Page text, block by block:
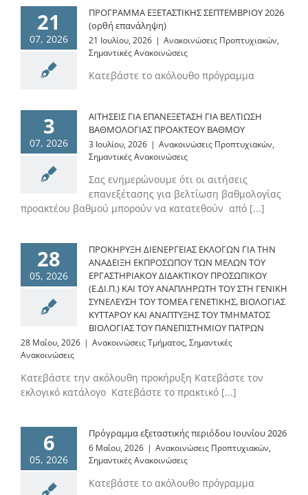
21
07, 2026
ΠΡΟΓΡΑΜΜΑ ΕΞΕΤΑΣΤΙΚΗΣ ΣΕΠΤΕΜΒΡΙΟΥ 2026
(ορθή επανάληψη)
21 Ιουλίου, 2026 | Ανακοινώσεις Προπτυχιακών,
Σημαντικές Ανακοινώσεις
Κατεβάστε το ακόλουθο πρόγραμμα
3
07, 2026
ΑΙΤΗΣΕΙΣ ΓΙΑ ΕΠΑΝΕΞΕΤΑΣΗ ΓΙΑ ΒΕΛΤΙΩΣΗ
ΒΑΘΜΟΛΟΓΙΑΣ ΠΡΟΑΚΤΕΟΥ ΒΑΘΜΟΥ
3 Ιουλίου, 2026 | Ανακοινώσεις Προπτυχιακών,
Σημαντικές Ανακοινώσεις
Σας ενημερώνουμε ότι οι αιτήσεις
επανεξέτασης για βελτίωση βαθμολογίας
προακτέου βαθμού μπορούν να κατατεθούν από [...]
28
05, 2026
ΠΡΟΚΗΡΥΞΗ ΔΙΕΝΕΡΓΕΙΑΣ ΕΚΛΟΓΩΝ ΓΙΑ ΤΗΝ
ΑΝΑΔΕΙΞΗ ΕΚΠΡΟΣΩΠΟΥ ΤΩΝ ΜΕΛΩΝ ΤΟΥ
ΕΡΓΑΣΤΗΡΙΑΚΟΥ ΔΙΔΑΚΤΙΚΟΥ ΠΡΟΣΩΠΙΚΟΥ
(Ε.ΔΙ.Π.) ΚΑΙ ΤΟΥ ΑΝΑΠΛΗΡΩΤΗ ΤΟΥ ΣΤΗ ΓΕΝΙΚΗ
ΣΥΝΕΛΕΥΣΗ ΤΟΥ ΤΟΜΕΑ ΓΕΝΕΤΙΚΗΣ, ΒΙΟΛΟΓΙΑΣ
ΚΥΤΤΑΡΟΥ ΚΑΙ ΑΝΑΠΤΥΞΗΣ ΤΟΥ ΤΜΗΜΑΤΟΣ
ΒΙΟΛΟΓΙΑΣ ΤΟΥ ΠΑΝΕΠΙΣΤΗΜΙΟΥ ΠΑΤΡΩΝ
28 Μαΐου, 2026 | Ανακοινώσεις Τμήματος, Σημαντικές
Ανακοινώσεις
Κατεβάστε την ακόλουθη προκήρυξη Κατεβάστε τον
εκλογικό κατάλογο Κατεβάστε το πρακτικό [...]
6
05, 2026
Πρόγραμμα εξεταστικής περιόδου Ιουνίου 2026
6 Μαΐου, 2026 | Ανακοινώσεις Προπτυχιακών,
Σημαντικές Ανακοινώσεις
Κατεβάστε το ακόλουθο πρόγραμμα